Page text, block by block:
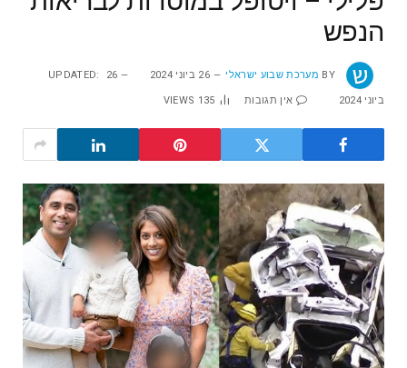
הנפש
BY מערכת שבוע ישראלי 26 ביוני 2024 UPDATED: 26
ביוני 2024 אין תגובות 135
VIEWS